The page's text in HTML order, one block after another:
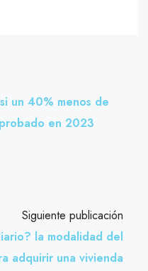
un 40% menos de
en 2023
Siguiente publicación
la modalidad del
adquirir una vivienda